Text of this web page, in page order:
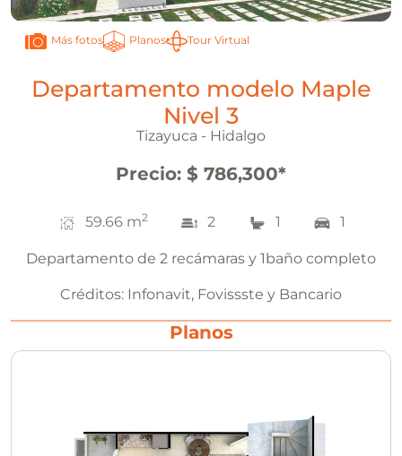
Más fotos Planos Tour Virtual
Departamento modelo Maple
Nivel 3
Tizayuca - Hidalgo
Precio: $ 786,300*
59.66 m2 2 1 1
Departamento de 2 recámaras y 1baño completo
Créditos: Infonavit, Fovissste y Bancario
Planos